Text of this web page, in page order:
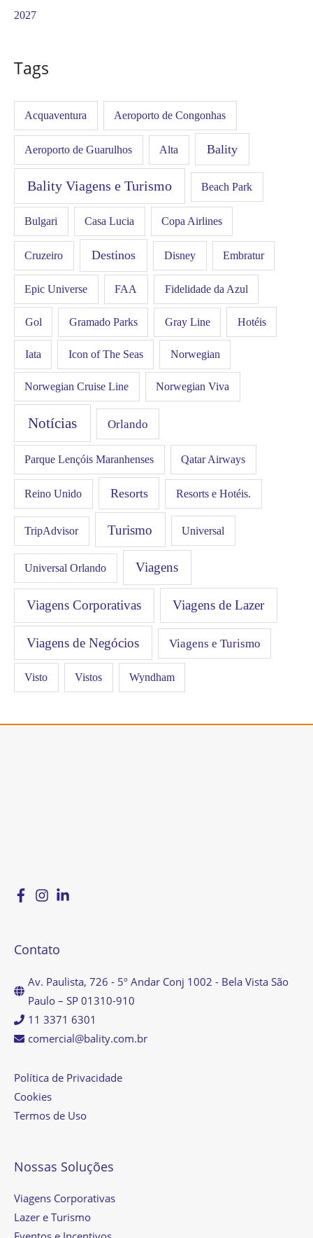
2027
Tags
Acquaventura Aeroporto de Congonhas
Aeroporto de Guarulhos Alta Bality
Bality Viagens e Turismo Beach Park
Bulgari Casa Lucia Copa Airlines
Cruzeiro Destinos Disney Embratur
Epic Universe FAA Fidelidade da Azul
Gol Gramado Parks Gray Line Hotéis
Iata Icon of The Seas Norwegian
Norwegian Cruise Line Norwegian Viva
Notícias Orlando
Parque Lençóis Maranhenses Qatar Airways
Reino Unido Resorts Resorts e Hotéis.
TripAdvisor Turismo Universal
Universal Orlando Viagens
Viagens Corporativas Viagens de Lazer
Viagens de Negócios Viagens e Turismo
Visto Vistos Wyndham
Contato
Av. Paulista, 726 - 5º Andar Conj 1002 - Bela Vista São
Paulo – SP 01310-910
11 3371 6301
comercial@bality.com.br
Política de Privacidade
Cookies
Termos de Uso
Nossas Soluções
Viagens Corporativas
Lazer e Turismo